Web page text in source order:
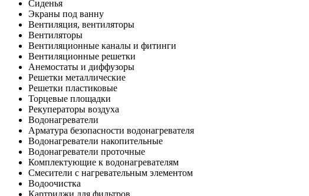
Сиденья
Экраны под ванну
Вентиляция, вентиляторы
Вентиляторы
Вентиляционные каналы и фитинги
Вентиляционные решетки
Анемостаты и диффузоры
Решетки металлические
Решетки пластиковые
Торцевые площадки
Рекуператоры воздуха
Водонагреватели
Арматура безопасности водонагревателя
Водонагреватели накопительные
Водонагреватели проточные
Комплектующие к водонагревателям
Смесители с нагревательным элементом
Водоочистка
Картриджи для фильтров